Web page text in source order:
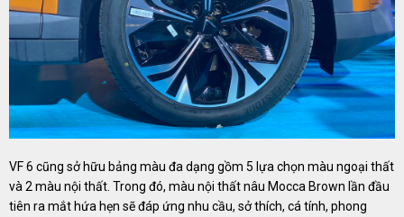
VF 6 cũng sở hữu bảng màu đa dạng gồm 5 lựa chọn màu ngoại thất
và 2 màu nội thất. Trong đó, màu nội thất nâu Mocca Brown lần đầu
tiên ra mắt hứa hẹn sẽ đáp ứng nhu cầu, sở thích, cá tính, phong